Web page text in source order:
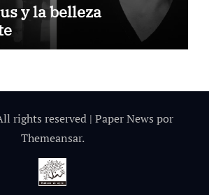
y la belleza
rights reserved | Paper News por
Themeansar.